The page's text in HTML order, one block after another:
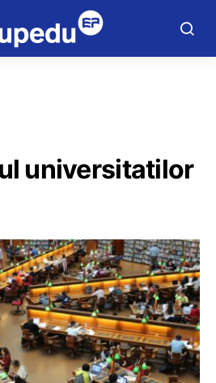
universitatilor